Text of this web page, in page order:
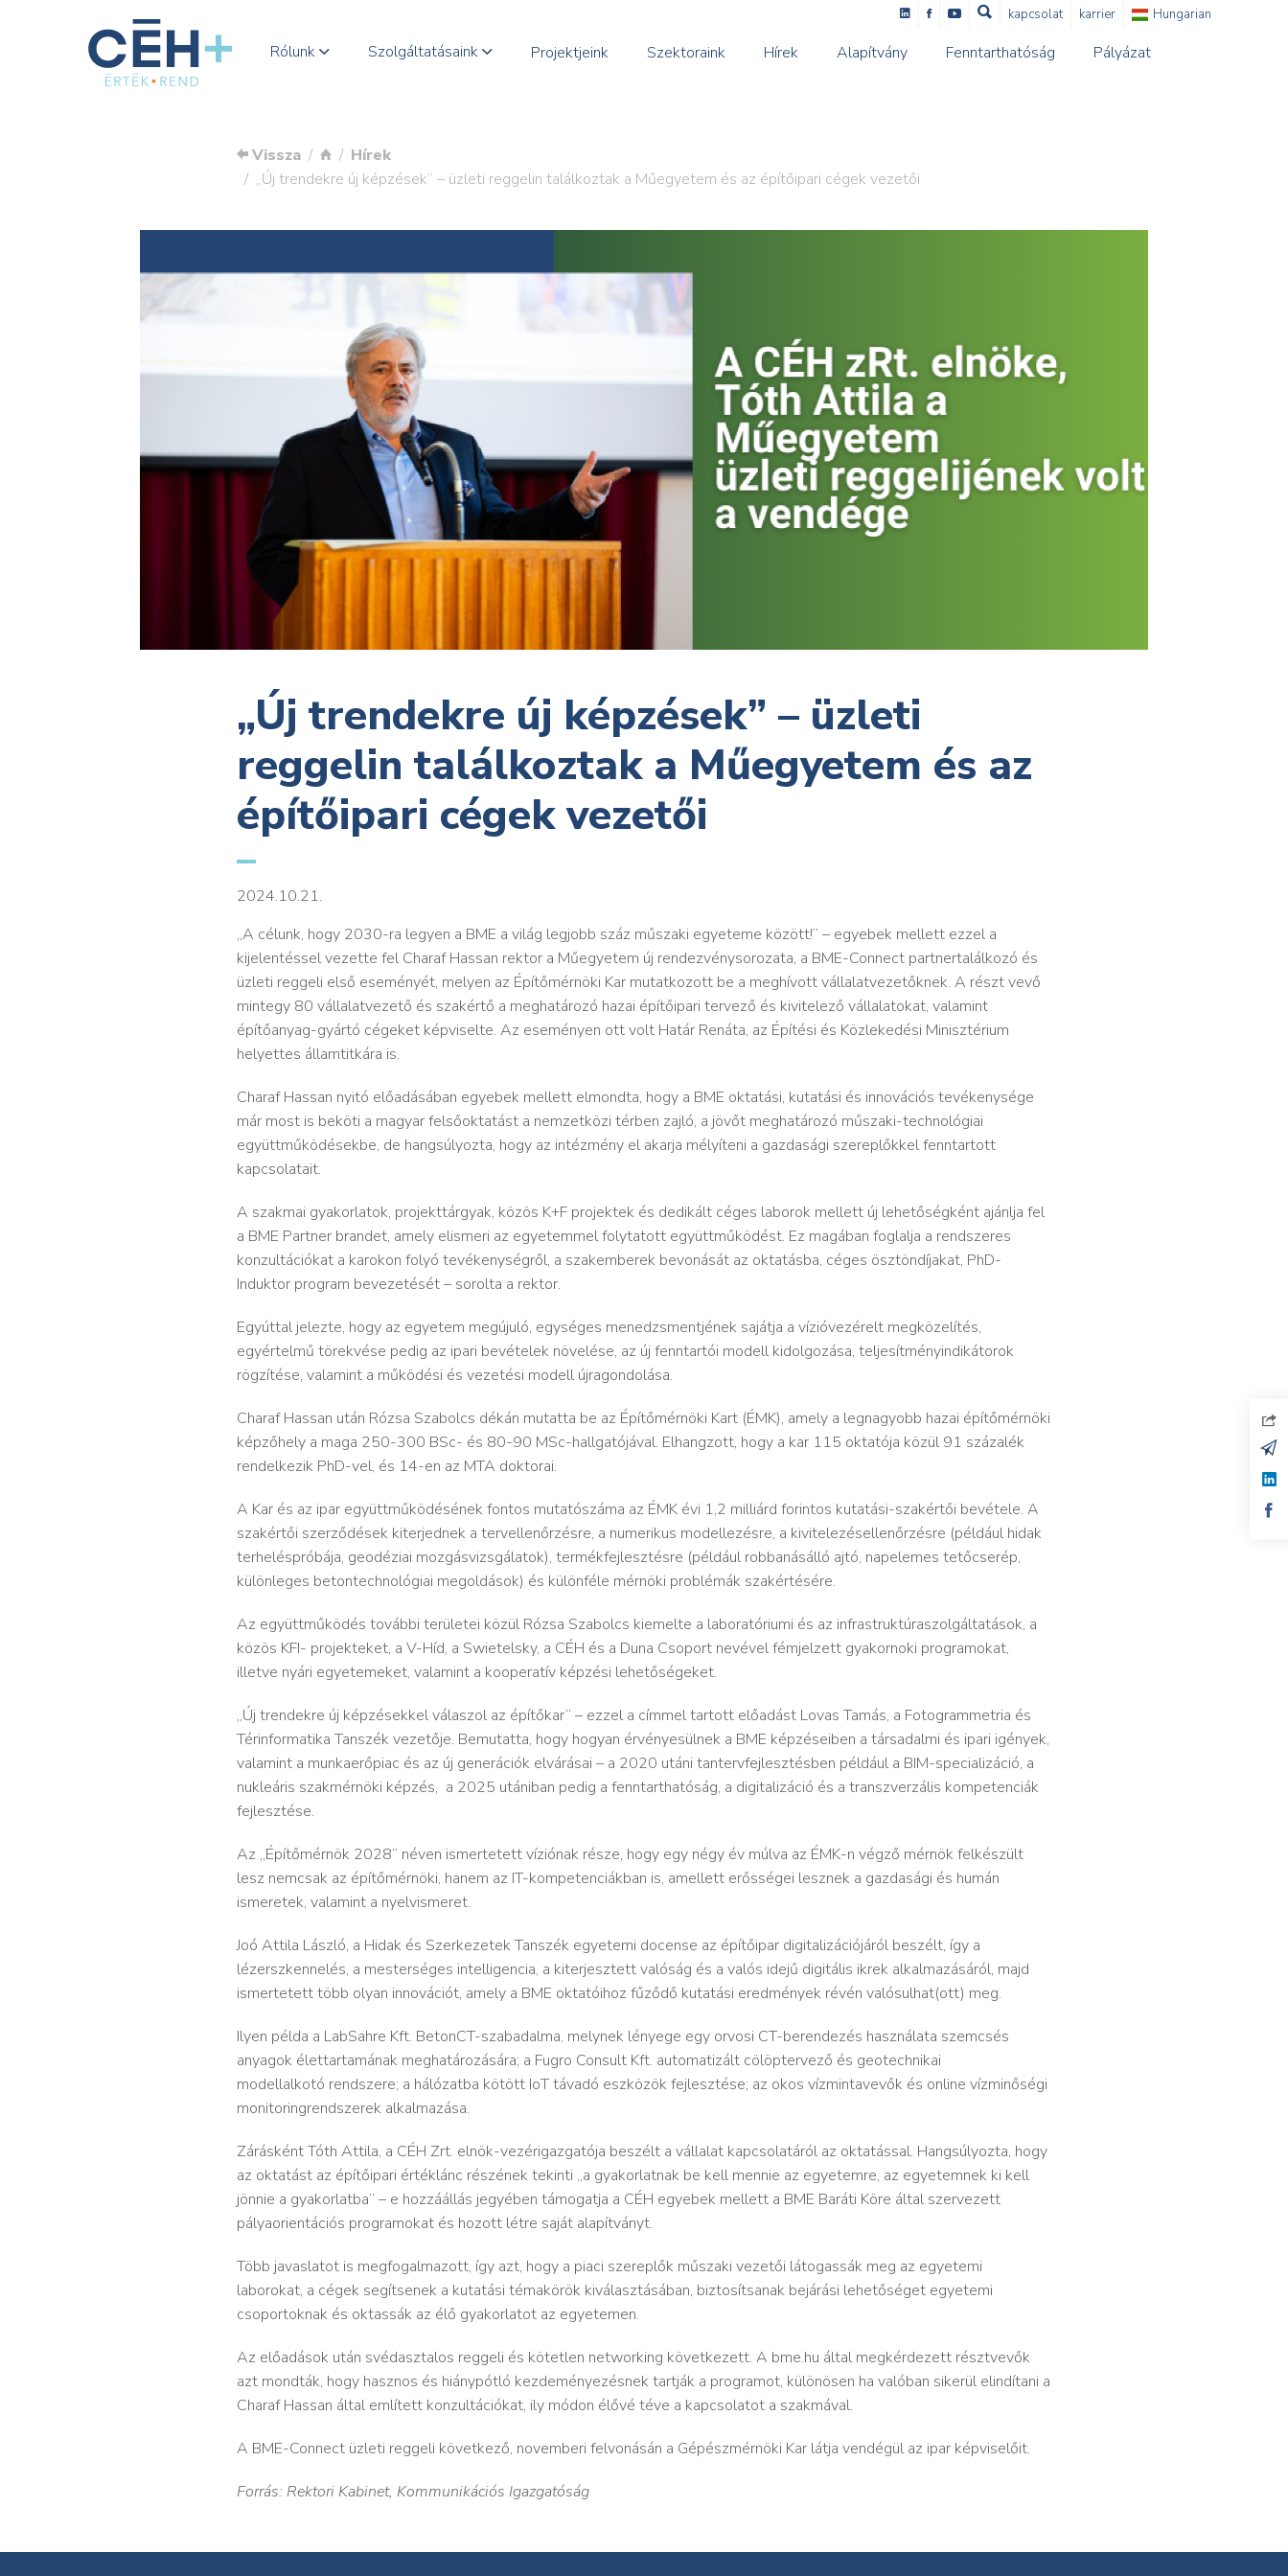
Rólunk Szolgáltatásaink Projektjeink Szektoraink Hírek Alapítvány Fenntarthatóság Pályázat
kapcsolat karrier Hungarian
Vissza
Hírek
„Új trendekre új képzések” – üzleti reggelin találkoztak a Műegyetem és az építőipari cégek vezetői
„Új trendekre új képzések” – üzleti
reggelin találkoztak a Műegyetem és az
építőipari cégek vezetői
2024.10.21.
„A célunk, hogy 2030-ra legyen a BME a világ legjobb száz műszaki egyeteme között!” – egyebek mellett ezzel a
kijelentéssel vezette fel Charaf Hassan rektor a Műegyetem új rendezvénysorozata, a BME-Connect partnertalálkozó és
üzleti reggeli első eseményét, melyen az Építőmérnöki Kar mutatkozott be a meghívott vállalatvezetőknek. A részt vevő
mintegy 80 vállalatvezető és szakértő a meghatározó hazai építőipari tervező és kivitelező vállalatokat, valamint
építőanyag-gyártó cégeket képviselte. Az eseményen ott volt Határ Renáta, az Építési és Közlekedési Minisztérium
helyettes államtitkára is.
Charaf Hassan nyitó előadásában egyebek mellett elmondta, hogy a BME oktatási, kutatási és innovációs tevékenysége
már most is beköti a magyar felsőoktatást a nemzetközi térben zajló, a jövőt meghatározó műszaki-technológiai
együttműködésekbe, de hangsúlyozta, hogy az intézmény el akarja mélyíteni a gazdasági szereplőkkel fenntartott
kapcsolatait.
A szakmai gyakorlatok, projekttárgyak, közös K+F projektek és dedikált céges laborok mellett új lehetőségként ajánlja fel
a BME Partner brandet, amely elismeri az egyetemmel folytatott együttműködést. Ez magában foglalja a rendszeres
konzultációkat a karokon folyó tevékenységről, a szakemberek bevonását az oktatásba, céges ösztöndíjakat, PhD-
Induktor program bevezetését – sorolta a rektor.
Egyúttal jelezte, hogy az egyetem megújuló, egységes menedzsmentjének sajátja a vízióvezérelt megközelítés,
egyértelmű törekvése pedig az ipari bevételek növelése, az új fenntartói modell kidolgozása, teljesítményindikátorok
rögzítése, valamint a működési és vezetési modell újragondolása.
Charaf Hassan után Rózsa Szabolcs dékán mutatta be az Építőmérnöki Kart (ÉMK), amely a legnagyobb hazai építőmérnöki
képzőhely a maga 250-300 BSc- és 80-90 MSc-hallgatójával. Elhangzott, hogy a kar 115 oktatója közül 91 százalék
rendelkezik PhD-vel, és 14-en az MTA doktorai.
A Kar és az ipar együttműködésének fontos mutatószáma az ÉMK évi 1,2 milliárd forintos kutatási-szakértői bevétel​e. A
szakértői szerződések kiterjednek a tervellenőrzésre, a numerikus modellezés​re, a kivitelezésellenőrzésre (például hidak
terheléspróbája, geodéziai mozgásvizsgálatok), termékfejlesztésre (például robbanásálló ajtó, napelemes tetőcserép,
különleges betontechnológiai megoldások)​ és különféle mérnöki problémák szakértésére.
Az együttműködés további területei közül Rózsa Szabolcs kiemelte a laboratóriumi és az infrastruktúraszolgáltatások, a
közös KFI- projekteket, a V-Híd, a Swietelsky, a CÉH és a Duna Csoport nevével fémjelzett gyakornoki programokat,
illetve nyári egyetemeket, valamint a kooperatív képzési lehetőségek​et.
„Új trendekre új képzésekkel válaszol az építőkar​” – ezzel a címmel tartott előadást Lovas Tamás, a Fotogrammetria és
Térinformatika Tanszék vezetője. Bemutatta, hogy hogyan érvényesülnek a BME képzéseiben a társadalmi és ipari igények​,
valamint a munkaerőpiac és az új generációk elvárásai​ – a 2020 utáni tantervfejlesztésben például a BIM-specializáció​, a
nukleáris szakmérnöki képzés, ​ a 2025 utániban pedig a fenntarthatóság, a digitalizáció és a transzverzális kompetenciák
fejlesztés​e.
Az „Építőmérnök 2028” néven ismertetett víziónak része, hogy egy négy év múlva az ÉMK-n végző mérnök felkészült
lesz nemcsak az építőmérnöki, hanem az IT-kompetenciákban is, amellett erősségei lesznek a gazdasági és humán
ismeretek, valamint ​a nyelvismeret​.
Joó Attila László, a Hidak és Szerkezetek Tanszék egyetemi docense az építőipar digitalizációjáról beszélt, így a
lézerszkennelés, a mesterséges intelligencia, a kiterjesztett valóság és a valós idejű digitális ikrek alkalmazásáról, majd
ismertetett több olyan innovációt, amely a BME oktatóihoz fűződő kutatási eredmények révén valósulhat(ott) meg.
Ilyen példa a LabSahre Kft. BetonCT-szabadalma, melynek lényege egy orvosi CT-berendezés használata szemcsés
anyagok élettartamának meghatározására; a Fugro Consult Kft. automatizált cölöptervező és​ geotechnikai
modellalkotó rendszere; a hálózatba kötött IoT távadó eszközök fejlesztése​; az okos vízmintavevők és online ​vízminőségi
monitoringrendszerek alkalmazása​.
Zárásként Tóth Attila, a CÉH Zrt. elnök-vezérigazgatója beszélt a vállalat kapcsolatáról az oktatással. Hangsúlyozta, hogy
az oktatást az építőipari értéklánc részének tekinti „a gyakorlatnak be kell mennie az egyetemre, az egyetemnek ki kell
jönnie a gyakorlatba” – e hozzáállás jegyében támogatja a CÉH egyebek mellett a BME Baráti Köre által szervezett
pályaorientációs programokat és hozott létre saját alapítványt.
Több javaslatot is megfogalmazott, így azt, hogy a piaci szereplők műszaki vezetői látogassák meg az egyetemi
laborokat, a cégek segítsenek a kutatási témakörök kiválasztásában, biztosítsanak bejárási lehetőséget egyetemi
csoportoknak és oktassák az élő gyakorlatot az egyetemen.
Az előadások után svédasztalos reggeli és kötetlen networking következett. A bme.hu által megkérdezett résztvevők
azt mondták, hogy hasznos és hiánypótló kezdeményezésnek tartják a programot, különösen ha valóban sikerül elindítani a
Charaf Hassan által említett konzultációkat, ily módon élővé téve a kapcsolatot a szakmával.
A BME-Connect üzleti reggeli következő, novemberi felvonásán a Gépészmérnöki Kar látja vendégül az ipar képviselőit.
Forrás: Rektori Kabinet, Kommunikációs Igazgatóság